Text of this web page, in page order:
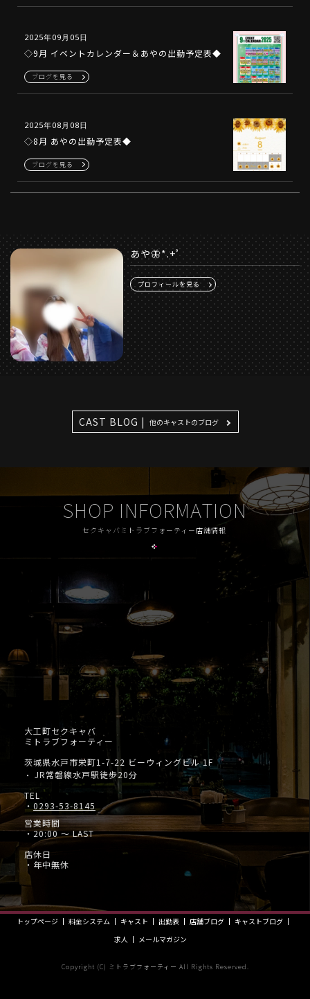
2025年09月05日
◇9月 イベントカレンダー＆あやの出勤予定表◆
ブログを見る
2025年08月08日
◇8月 あやの出勤予定表◆
ブログを見る
あや🦋*.+ﾟ
プロフィールを見る
CAST BLOG | 他のキャストのブログ
SHOP INFORMATION
セクキャバミトラブフォーティー店舗情報
大工町セクキャバ
ミトラブフォーティー
茨城県水戸市栄町1-7-22 ビーウィングビル 1F
・ JR常磐線水戸駅徒歩20分
TEL
・ 0293-53-8145
営業時間
・20:00 ～ LAST
店休日
・年中無休
トップページ 料金システム キャスト 出勤表 店舗ブログ
キャストブログ
求人
メールマガジン
Copyright (C) ミトラブフォーティー All Rights Reserved.